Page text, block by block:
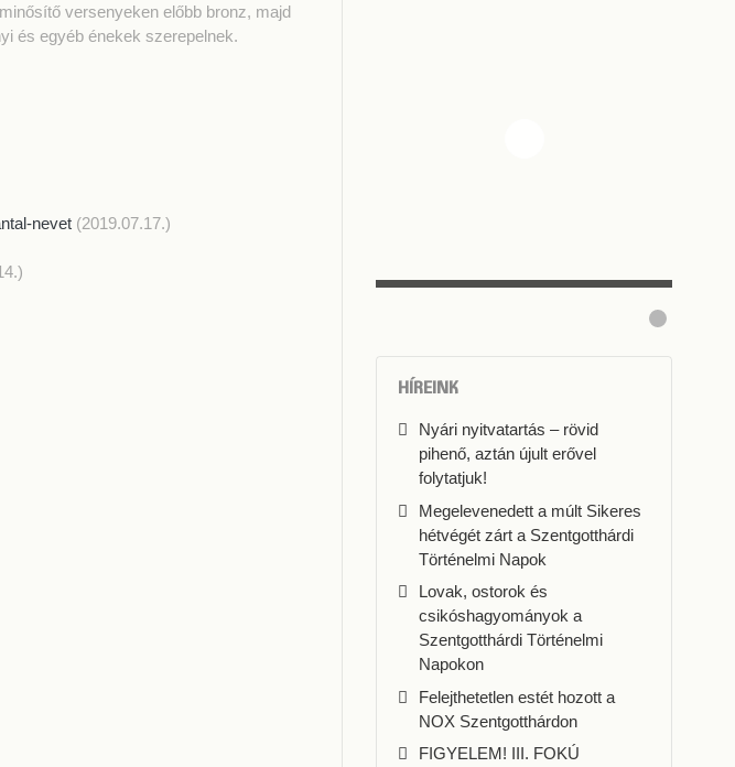
versenyeken előbb bronz, majd
és egyéb énekek szerepelnek.
nevet (2019.07.17.)
HÍREINK
Nyári nyitvatartás – rövid
pihenő, aztán újult erővel
folytatjuk!
Megelevenedett a múlt Sikeres
hétvégét zárt a Szentgotthárdi
Történelmi Napok
Lovak, ostorok és
csikóshagyományok a
Szentgotthárdi Történelmi
Napokon
Felejthetetlen estét hozott a
NOX Szentgotthárdon
FIGYELEM! III. FOKÚ